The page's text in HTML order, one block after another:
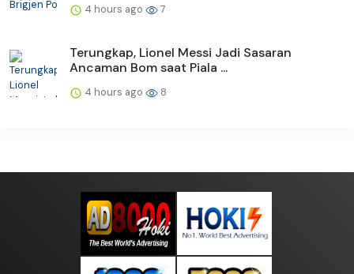
4 hours ago 7
Terungkap, Lionel Messi Jadi Sasaran
Ancaman Bom saat Piala ...
4 hours ago 8